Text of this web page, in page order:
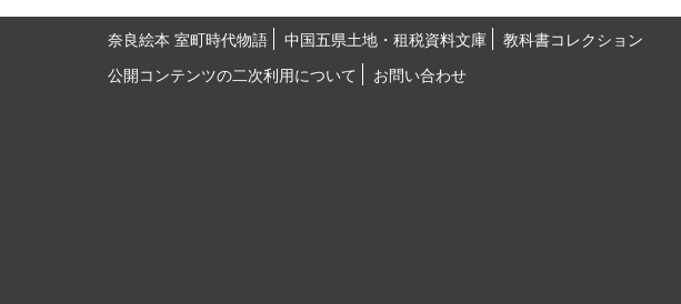
奈良絵本 室町時代物語 中国五県土地・租税資料文庫
教科書コレクション
公開コンテンツの二次利用について
お問い合わせ